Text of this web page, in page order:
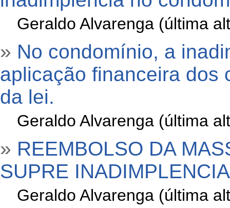
Geraldo Alvarenga (última
» No condomínio, a
aplicação financeira dos
da lei.
Geraldo Alvarenga (última
» REEMBOLSO DA
SUPRE
Geraldo Alvarenga (última